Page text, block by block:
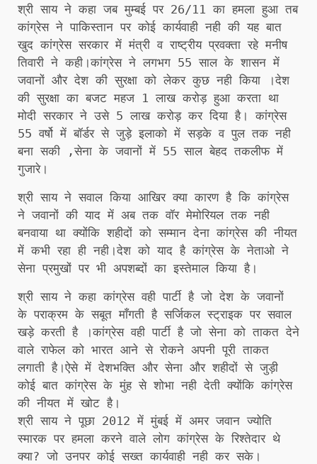
श्री साय ने कहा जब मुम्बई पर 26/11 का हमला हुआ तब
कांग्रेस ने पाकिस्तान पर कोई कार्यवाही नही की यह बात
खुद कांग्रेस सरकार में मंत्री व राष्ट्रीय प्रवक्ता रहे मनीष
तिवारी ने कही।कांग्रेस ने लगभग 55 साल के शासन में
जवानों और देश की सुरक्षा को लेकर कुछ नही किया ।देश
की सुरक्षा का बजट महज 1 लाख करोड़ हुआ करता था
मोदी सरकार ने उसे 5 लाख करोड़ कर दिया है। कांग्रेस
55 वर्षो में बॉर्डर से जुड़े इलाको में सड़के व पुल तक नही
बना सकी ,सेना के जवानों में 55 साल बेहद तकलीफ में
गुजारे।
श्री साय ने सवाल किया आखिर क्या कारण है कि कांग्रेस
ने जवानों की याद में अब तक वॉर मेमोरियल तक नही
बनवाया था क्योंकि शहीदों को सम्मान देना कांग्रेस की नीयत
में कभी रहा ही नही।देश को याद है कांग्रेस के नेताओ ने
सेना प्रमुखों पर भी अपशब्दों का इस्तेमाल किया है।
श्री साय ने कहा कांग्रेस वही पार्टी है जो देश के जवानों
के पराक्रम के सबूत माँगती है सर्जिकल स्ट्राइक पर सवाल
खड़े करती है ।कांग्रेस वही पार्टी है जो सेना को ताकत देने
वाले राफेल को भारत आने से रोकने अपनी पूरी ताकत
लगाती है।ऐसे में देशभक्ति और सेना और शहीदों से जुड़ी
कोई बात कांग्रेस के मुंह से शोभा नही देती क्योंकि कांग्रेस
की नीयत में खोट है।
श्री साय ने पूछा 2012 में मुंबई में अमर जवान ज्योति
स्मारक पर हमला करने वाले लोग कांग्रेस के रिश्तेदार थे
क्या? जो उनपर कोई सख्त कार्यवाही नही कर सके।